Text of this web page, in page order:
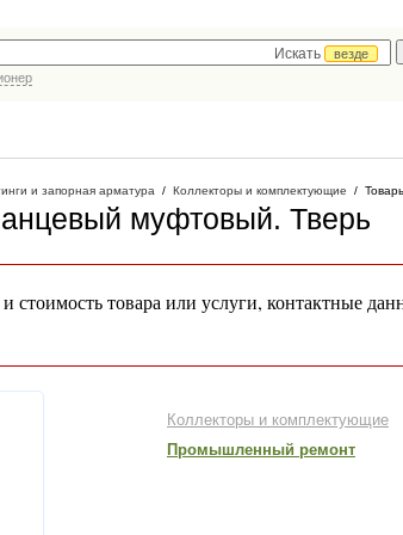
Искать
везде
и запорная арматура / Коллекторы и комплектующие /
муфтовый. Тверь
товара или услуги, контактные
Коллекторы и комплектующие
Промышленный ремонт